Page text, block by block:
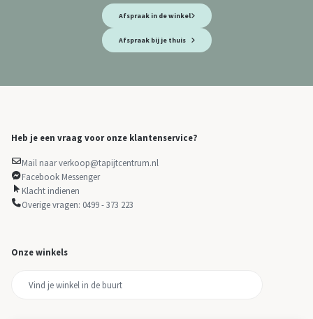
Afspraak in de winkel
Afspraak bij je thuis
Heb je een vraag voor onze klantenservice?
Mail naar verkoop@tapijtcentrum.nl
Facebook Messenger
Klacht indienen
Overige vragen: 0499 - 373 223
Onze winkels